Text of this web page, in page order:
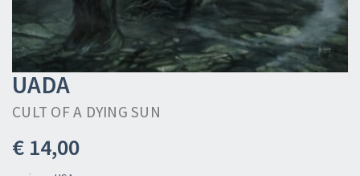
UADA
CULT OF A DYING SUN
€ 14,00